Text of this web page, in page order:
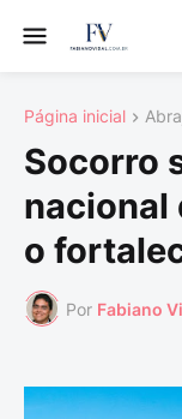
Página inicial
Socorro
nacional
o
Por Fabiano